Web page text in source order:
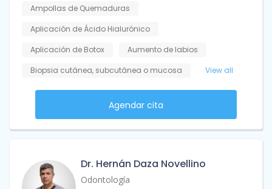
Ampollas de Quemaduras
Aplicación de Ácido Hialurónico
Aplicación de Botox
Aumento de labios
Biopsia cutánea, subcutánea o mucosa
View all
Agendar cita
Dr. Hernán Daza Novellino
Odontología